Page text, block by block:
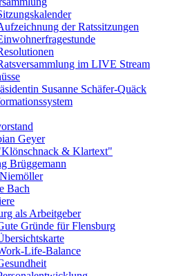
der Ratssitzungen
im LIVE Stream
Susanne Schäfer-Quäck
Geyer
& Klartext"
Brüggemann
Bach
als Arbeitgeber
Gründe für Flensburg
Life-Balance